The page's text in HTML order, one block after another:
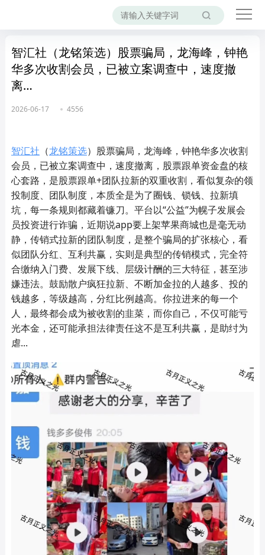
智汇社（龙铭策选）股票骗局，龙海峰，钟艳
华多次收割会员，已被立案调查中，速度撤
离…
2026-06-17 4556
智汇社 （龙铭策选）股票骗局，龙海峰，钟艳华多次收割
会员，已被立案调查中，速度撤离，股票跟单资金盘的核
心套路，是股票跟单+团队拉新的双重收割，看似复杂的领
投制度、团队制度，本质全是为了圈钱、锁钱、拉新填
坑，每一条规则都藏着镰刀。平台以“公益”为幌子发展会
员投资进行诈骗，近期说app要上架苹果商城也是毫无动
静，传销式拉新的团队制度，是整个骗局的扩张核心，看
似团队分红、互利共赢，实则是典型的传销模式，完全符
合缴纳入门费、发展下线、层级计酬的三大特征，甚至涉
嫌违法。鼓励散户疯狂拉新、不断加金拉的人越多、投的
钱越多，等级越高，分红比例越高。你拉进来的每一个
人，最终都会成为被收割的韭菜，而你自己，不仅可能亏
光本金，还可能承担法律责任这不是互利共赢，是助纣为
虐...